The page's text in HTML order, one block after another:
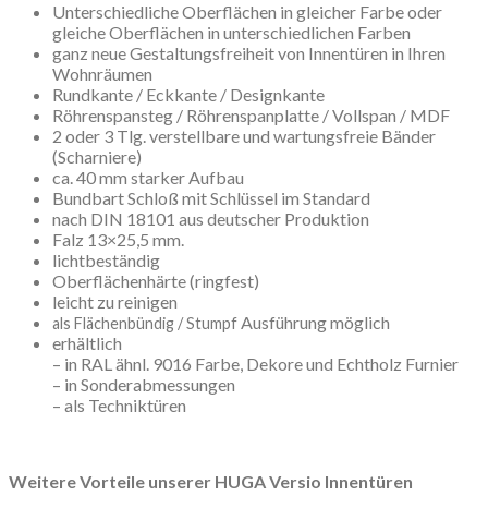
Unterschiedliche Oberflächen in gleicher Farbe oder
gleiche Oberflächen in unterschiedlichen Farben
ganz neue Gestaltungsfreiheit von Innentüren in Ihren
Wohnräumen
Rundkante / Eckkante / Designkante
Röhrenspansteg / Röhrenspanplatte / Vollspan / MDF
2 oder 3 Tlg. verstellbare und wartungsfreie Bänder
(Scharniere)
ca. 40 mm starker Aufbau
Bundbart Schloß mit Schlüssel im Standard
nach DIN 18101 aus deutscher Produktion
Falz 13×25,5 mm.
lichtbeständig
Oberflächenhärte (ringfest)
leicht zu reinigen
als Flächenbündig / StumpfAusführung möglich
erhältlich
– in RAL ähnl. 9016 Farbe, Dekore und Echtholz Furnier
– in Sonderabmessungen
– als Techniktüren
Weitere Vorteile unserer HUGA Versio Innentüren